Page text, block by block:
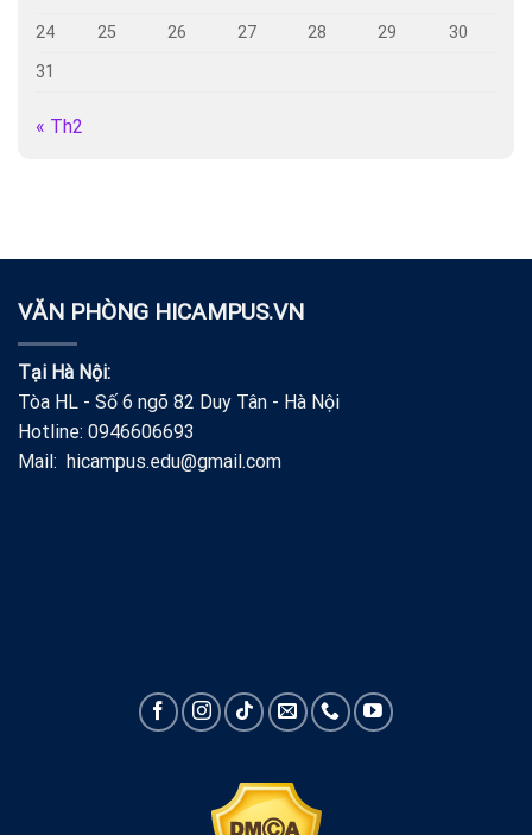
24
25 26 27 28 29
30
31
« Th2
VĂN PHÒNG HICAMPUS.VN
Tại Hà Nội:
Tòa HL - Số 6 ngõ 82 Duy Tân - Hà Nội
Hotline: 0946606693
Mail: hicampus.edu@gmail.com